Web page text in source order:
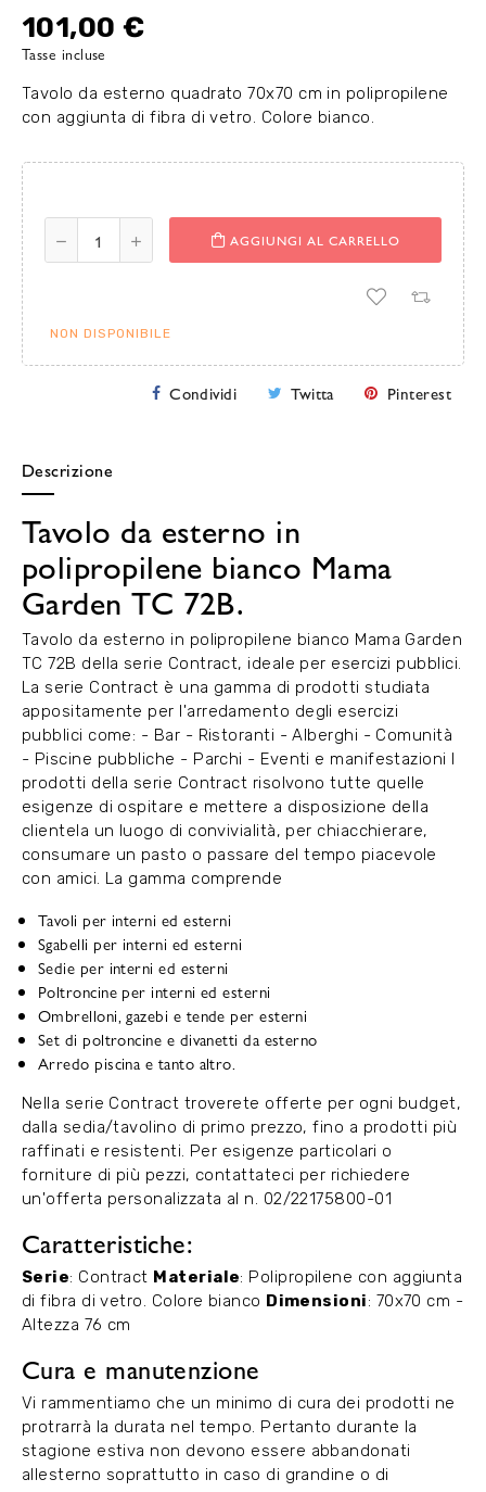
101,00 €
Tasse incluse
Tavolo da esterno quadrato 70x70 cm in polipropilene
con aggiunta di fibra di vetro. Colore bianco.
AGGIUNGI AL CARRELLO
NON DISPONIBILE
Condividi Twitta Pinterest
Descrizione
Tavolo da esterno in
polipropilene bianco Mama
Garden TC 72B.
Tavolo da esterno in polipropilene bianco Mama Garden
TC 72B della serie Contract, ideale per esercizi pubblici.
La serie Contract è una gamma di prodotti studiata
appositamente per l'arredamento degli esercizi
pubblici come: - Bar - Ristoranti - Alberghi - Comunità
- Piscine pubbliche - Parchi - Eventi e manifestazioni I
prodotti della serie Contract risolvono tutte quelle
esigenze di ospitare e mettere a disposizione della
clientela un luogo di convivialità, per chiacchierare,
consumare un pasto o passare del tempo piacevole
con amici. La gamma comprende
Tavoli per interni ed esterni
Sgabelli per interni ed esterni
Sedie per interni ed esterni
Poltroncine per interni ed esterni
Ombrelloni, gazebi e tende per esterni
Set di poltroncine e divanetti da esterno
Arredo piscina e tanto altro.
Nella serie Contract troverete offerte per ogni budget,
dalla sedia/tavolino di primo prezzo, fino a prodotti più
raffinati e resistenti. Per esigenze particolari o
forniture di più pezzi, contattateci per richiedere
un'offerta personalizzata al n. 02/22175800-01
Caratteristiche:
Serie: Contract Materiale: Polipropilene con aggiunta
di fibra di vetro. Colore bianco Dimensioni: 70x70 cm -
Altezza 76 cm
Cura e manutenzione
Vi rammentiamo che un minimo di cura dei prodotti ne
protrarrà la durata nel tempo. Pertanto durante la
stagione estiva non devono essere abbandonati
allesterno soprattutto in caso di grandine o di